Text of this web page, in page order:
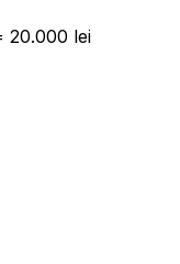
20.000 lei